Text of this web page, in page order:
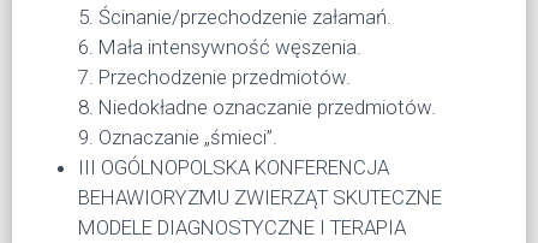
5. Ścinanie/przechodzenie załamań.
6. Mała intensywność węszenia.
7. Przechodzenie przedmiotów.
8. Niedokładne oznaczanie przedmiotów.
9. Oznaczanie „śmieci”.
III OGÓLNOPOLSKA KONFERENCJA
BEHAWIORYZMU ZWIERZĄT SKUTECZNE
MODELE DIAGNOSTYCZNE I TERAPIA